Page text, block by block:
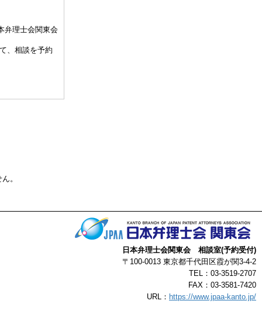
務所によって
弁理士会関東会
、相談を予約
。
日本弁理士会関東会 相談室(予約受付)
〒100-0013 東京都千代田区霞が関3-4-2
TEL：03-3519-2707
FAX：03-3581-7420
URL： https://www.jpaa-kanto.jp/